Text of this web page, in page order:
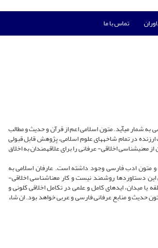
تماس با ما
به شمار می‏آید. متون اسلامی اعم از قرآن و حدیث و مطالب
در تمام شاخه‏های علوم اسلامی، پژوهش قابل قبولی
اخلاقی- عرفانی را برای علاقه‏مندان به اخلاق
متون ادب فارسی وجود داشته است. عارفان اسلامی به
دستاوردها روشمند نیست و کار معناشناسی اخلاقی-
میدان، ایده‏ای کامل و علمی در تکامل اخلاقی کلونی و
حدیث و منابع عرفانی فارسی و عربی خواهد بود. ان شاء